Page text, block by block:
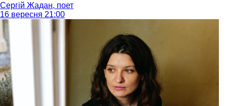
Сергій Жадан, поет
16 вересня 21:00